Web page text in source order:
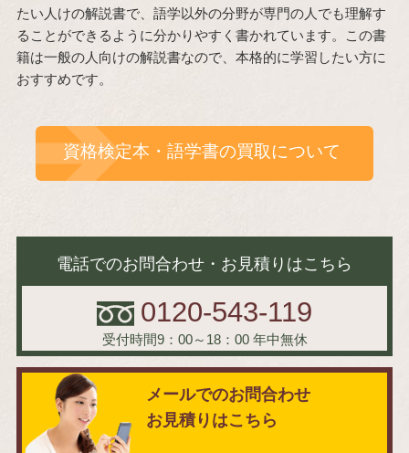
たい人けの解説書で、語学以外の分野が専門の人でも理解す
ることができるように分かりやすく書かれています。この書
籍は一般の人向けの解説書なので、本格的に学習したい方に
おすすめです。
資格検定本・語学書の買取について
電話でのお問合わせ・お見積りはこちら
0120-543-119
受付時間9：00～18：00 年中無休
メールでのお問合わせ
お見積りはこちら